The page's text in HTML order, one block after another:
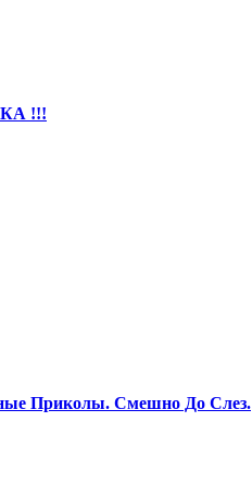
!!!
Приколы. Смешно До Слез.